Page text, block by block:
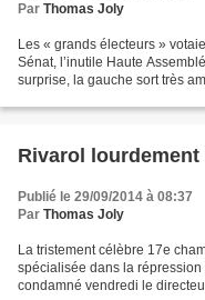
Par Thomas Joly
Les « grands électeurs »
Sénat, l’inutile Haute
surprise, la gauche sort très
Rivarol lourdement
Publié le 29/09/2014 à 08:37
Par Thomas Joly
La tristement célèbre 17e
spécialisée dans la
condamné vendredi le